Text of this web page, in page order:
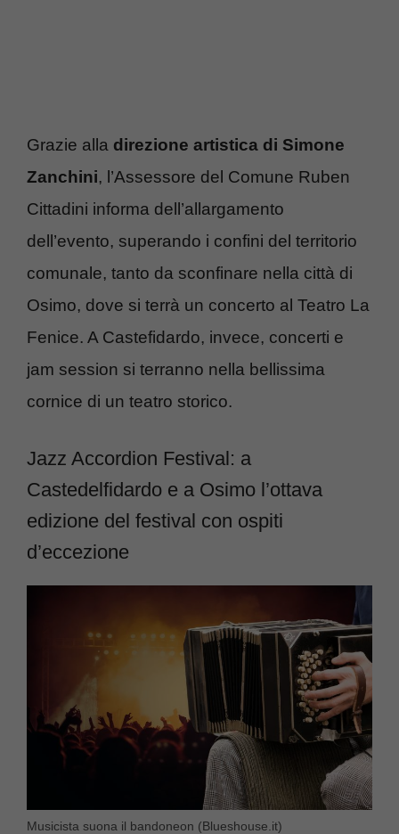
Grazie alla direzione artistica di Simone
Zanchini, l’Assessore del Comune Ruben
Cittadini informa dell’allargamento
dell’evento, superando i confini del territorio
comunale, tanto da sconfinare nella città di
Osimo, dove si terrà un concerto al Teatro La
Fenice. A Castefidardo, invece, concerti e
jam session si terranno nella bellissima
cornice di un teatro storico.
Jazz Accordion Festival: a
Castedelfidardo e a Osimo l’ottava
edizione del festival con ospiti
d’eccezione
Musicista suona il bandoneon (Blueshouse.it)